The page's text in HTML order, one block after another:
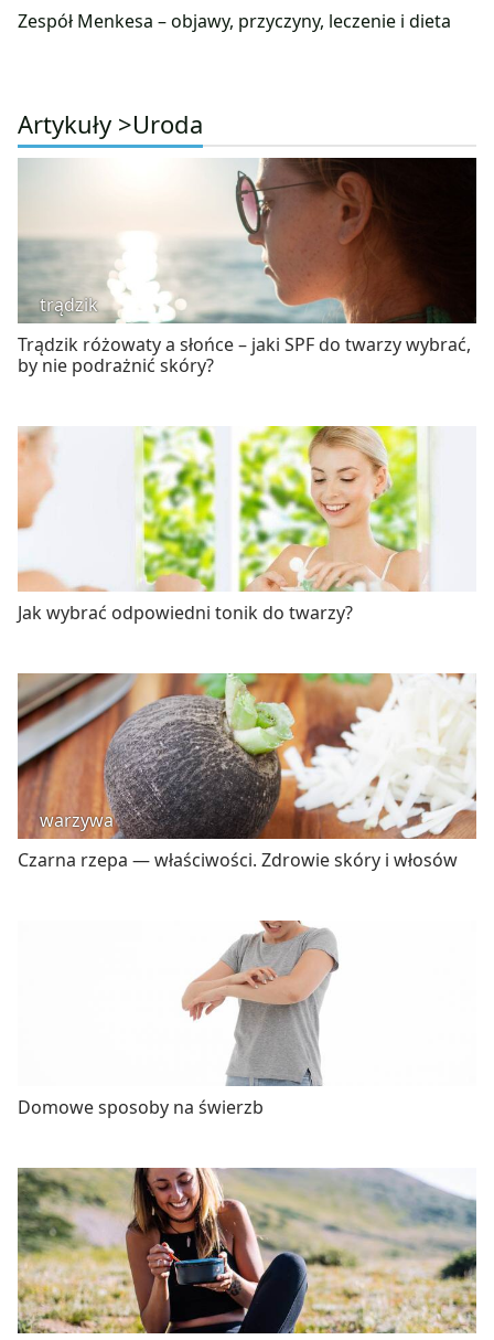
Zespół Menkesa – objawy, przyczyny, leczenie i dieta
Artykuły >Uroda
trądzik
Trądzik różowaty a słońce – jaki SPF do twarzy wybrać,
by nie podrażnić skóry?
Jak wybrać odpowiedni tonik do twarzy?
warzywa
Czarna rzepa — właściwości. Zdrowie skóry i włosów
Domowe sposoby na świerzb